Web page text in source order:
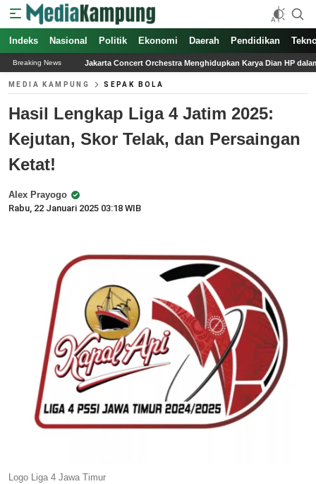
Indeks Nasional Politik Ekonomi Daerah Pendidikan
Breaking News
Concert Orchestra Menghidupkan Karya Dian HP dalam Konser Simfoni Nostalgia
MEDIA KAMPUNG SEPAK BOLA
Hasil Lengkap Liga 4 Jatim 2025:
Kejutan, Skor Telak, dan Persaingan
Ketat!
Alex Prayogo
Rabu, 22 Januari 2025 03:18 WIB
Logo Liga 4 Jawa Timur